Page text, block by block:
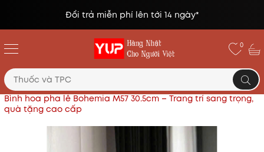
Đổi trả miễn phí lên tới 14 ngày*
0
Trang chủ
Pha lê Nachtmann, Bohemia cao cấp
Bình hoa pha lê Bohemia M57 30.5cm – Trang trí sang trọng,
quà tặng cao cấp